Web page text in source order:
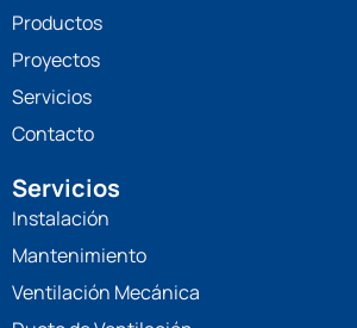
Productos
Proyectos
Servicios
Contacto
Servicios
Instalación
Mantenimiento
Ventilación Mecánica